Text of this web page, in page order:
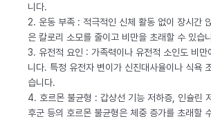
니다.
2. 운동 부족 : 적극적인 신체 활동 없이 장시간
은 칼로리 소모를 줄이고 비만을 초래할 수 있습
3. 유전적 요인 : 가족력이나 유전적 소인도 비만
니다. 특정 유전자 변이가 신진대사율이나 식욕
습니다.
4. 호르몬 불균형 : 갑상선 기능 저하증, 인슐린
후군 등의 호르몬 불균형은 체중 증가를 초래할